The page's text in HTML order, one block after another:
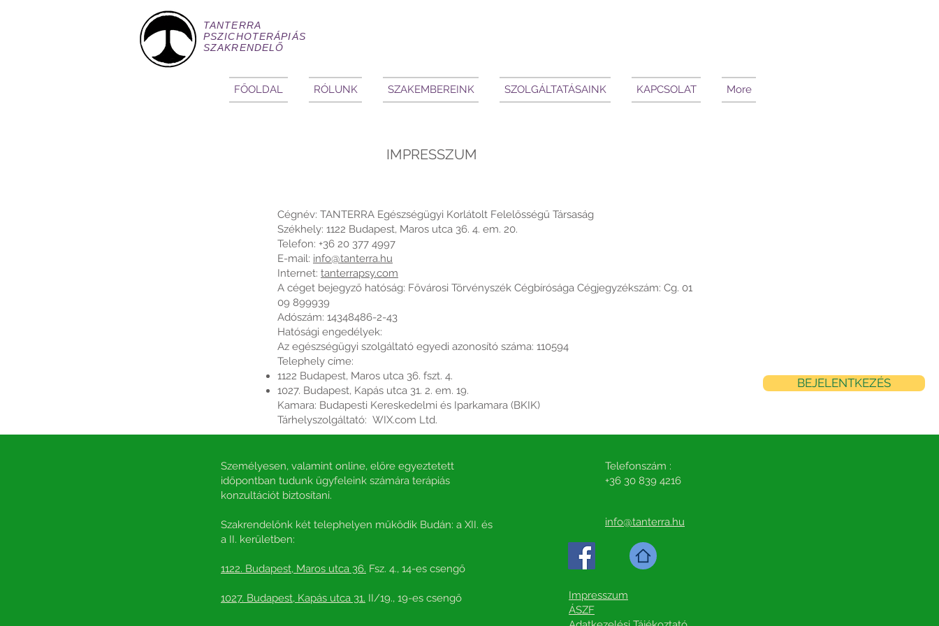
TANTERRA
PSZICHOTERÁPIÁS
SZAKRENDELŐ
FŐOLDAL RÓLUNK SZAKEMBEREINK SZOLGÁLTATÁSAINK KAPCSOLAT More
BEJELENTKEZÉS
IMPRESSZUM
Cégnév: TANTERRA Egészségügyi Korlátolt Felelősségű Társaság
Székhely: 1122 Budapest, Maros utca 36. 4. em. 20.
Telefon: +36 20 377 4997
E-mail: info@tanterra.hu
Internet: tanterrapsy.com
A céget bejegyző hatóság: Fővárosi Törvényszék Cégbírósága Cégjegyzékszám: Cg. 01
09 899939
Adószám: 14348486-2-43
Hatósági engedélyek:
Az egészségügyi szolgáltató egyedi azonosító száma: 110594
Telephely címe:
1122 Budapest, Maros utca 36. fszt. 4.
1027. Budapest, Kapás utca 31. 2. em. 19.
Kamara: Budapesti Kereskedelmi és Iparkamara (BKIK)
Tárhelyszolgáltató: WIX.com Ltd.
Személyesen, valamint online, előre egyeztetett
időpontban tudunk ügyfeleink számára terápiás
konzultációt biztosítani.
Szakrendelőnk két telephelyen működik Budán: a XII. és
a II. kerületben:
1122. Budapest, Maros utca 36. Fsz. 4., 14-es csengő
1027. Budapest, Kapás utca 31. II/19., 19-es csengő
Telefonszám :
+36 30 839 4216
info@tanterra.hu
Impresszum
ÁSZF